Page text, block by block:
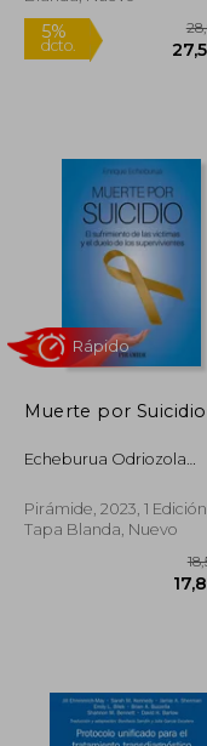
44,20 €
Pirámide)
28,50 €
Muerte por Suicidio
Echeburua Odriozola
Pirámide, 2023, 1 Edición,
Tapa Blanda, Nuevo